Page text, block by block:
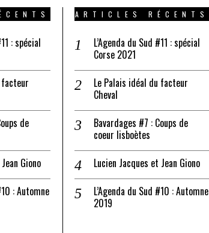
: spécial
de
Giono
: Automne
ARTICLES RÉCENTS
L’Agenda du Sud #11 : spécial
Corse 2021
Le Palais idéal du facteur
Cheval
Bavardages #7 : Coups de
coeur lisboètes
Lucien Jacques et Jean Giono
L’Agenda du Sud #10 : Automne
2019